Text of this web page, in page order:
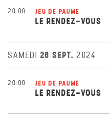
20:00 JEU DE PAUME
LE RENDEZ-VOUS
SAMEDI 28 SEPT. 2024
20:00 JEU DE PAUME
LE RENDEZ-VOUS